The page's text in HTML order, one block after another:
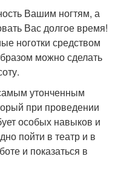
Вашим ногтям, а
Вас долгое время!
ноготки средством
можно сделать
утонченным
при проведении
особых навыков и
пойти в театр и в
и показаться в